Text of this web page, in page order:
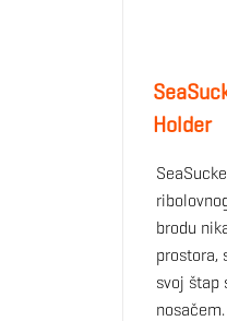
Holder
brodu
prostora,
svoj štap